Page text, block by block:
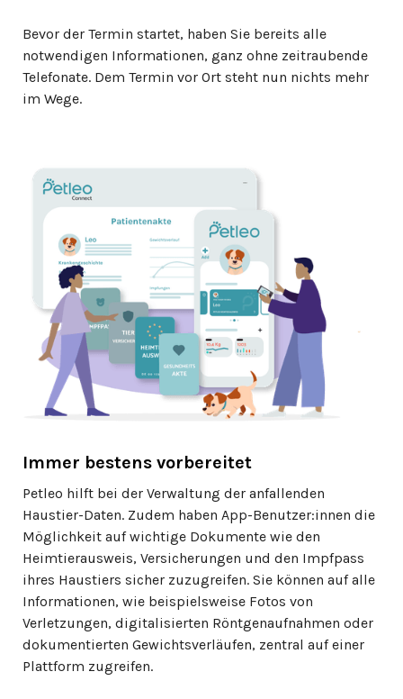
Bevor der Termin startet, haben Sie bereits alle
notwendigen Informationen, ganz ohne zeitraubende
Telefonate. Dem Termin vor Ort steht nun nichts mehr
im Wege.
Immer bestens vorbereitet
Petleo hilft bei der Verwaltung der anfallenden
Haustier-Daten. Zudem haben App-Benutzer:innen die
Möglichkeit auf wichtige Dokumente wie den
Heimtierausweis, Versicherungen und den Impfpass
ihres Haustiers sicher zuzugreifen. Sie können auf alle
Informationen, wie beispielsweise Fotos von
Verletzungen, digitalisierten Röntgenaufnahmen oder
dokumentierten Gewichtsverläufen, zentral auf einer
Plattform zugreifen.